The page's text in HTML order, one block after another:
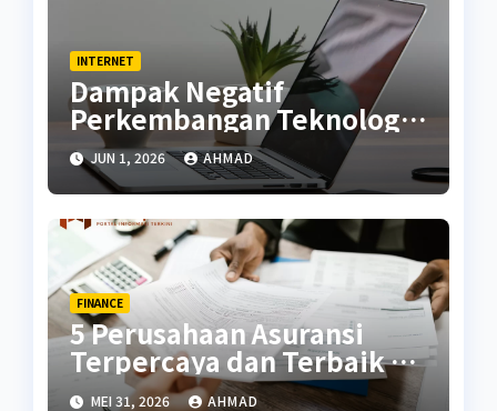
INTERNET
Dampak Negatif
Perkembangan Teknologi
di Masa Kini
JUN 1, 2026 AHMAD
FINANCE
5 Perusahaan Asuransi
Terpercaya dan Terbaik di
Indonesia
MEI 31, 2026 AHMAD